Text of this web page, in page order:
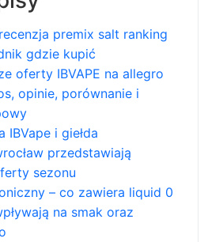
premix salt ranking
gdzie kupić
oferty IBVAPE na allegro
opinie, porównanie i
IBVape i giełda
przedstawiają
sezonu
– co zawiera liquid 0
na smak oraz